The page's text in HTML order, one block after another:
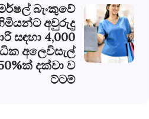
බැංකුවේ
අවුරුදු
සඳහා 4,000
අලෙවිසැල්
දක්වා ව
ට්ටම්